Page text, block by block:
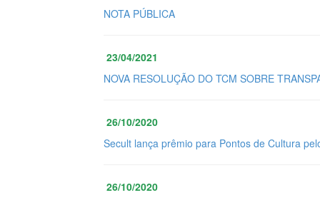
NOTA PÚBLICA
23/04/2021
NOVA RESOLUÇÃO DO TCM SOBRE
26/10/2020
Secult lança prêmio para Pontos de Cultura
26/10/2020